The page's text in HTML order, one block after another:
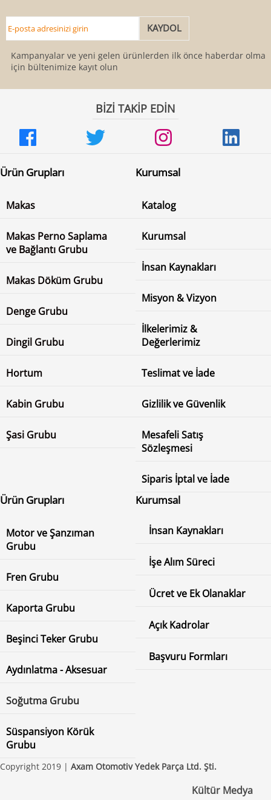
Kampanyalar ve yeni gelen ürünlerden ilk önce haberdar olmak
için bültenimize kayıt olun
BİZİ TAKİP EDİN
Ürün Grupları
Makas
Makas Perno Saplama
ve Bağlantı Grubu
Makas Döküm Grubu
Denge Grubu
Dingil Grubu
Hortum
Kabin Grubu
Şasi Grubu
Kurumsal
Katalog
Kurumsal
İnsan Kaynakları
Misyon & Vizyon
İlkelerimiz &
Değerlerimiz
Teslimat ve İade
Gizlilik ve Güvenlik
Mesafeli Satış
Sözleşmesi
Siparis İptal ve İade
Ürün Grupları
Motor ve Şanzıman
Grubu
Fren Grubu
Kaporta Grubu
Beşinci Teker Grubu
Aydınlatma - Aksesuar
Soğutma Grubu
Süspansiyon Körük
Grubu
Kurumsal
İnsan Kaynakları
İşe Alım Süreci
Ücret ve Ek Olanaklar
Açık Kadrolar
Başvuru Formları
Copyright 2019 | Axam Otomotiv Yedek Parça Ltd. Şti.
Kültür Medya